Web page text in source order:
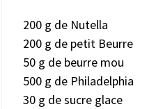
200 g de Nutella
200 g de petit Beurre
50 g de beurre mou
500 g de Philadelphia
30 g de sucre glace